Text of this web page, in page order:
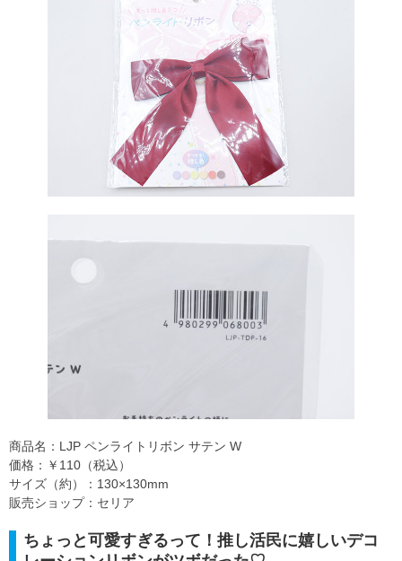
商品名：LJP ペンライトリボン サテン W
価格：￥110（税込）
サイズ（約）：130×130mm
販売ショップ：セリア
ちょっと可愛すぎるって！推し活民に嬉しいデコ